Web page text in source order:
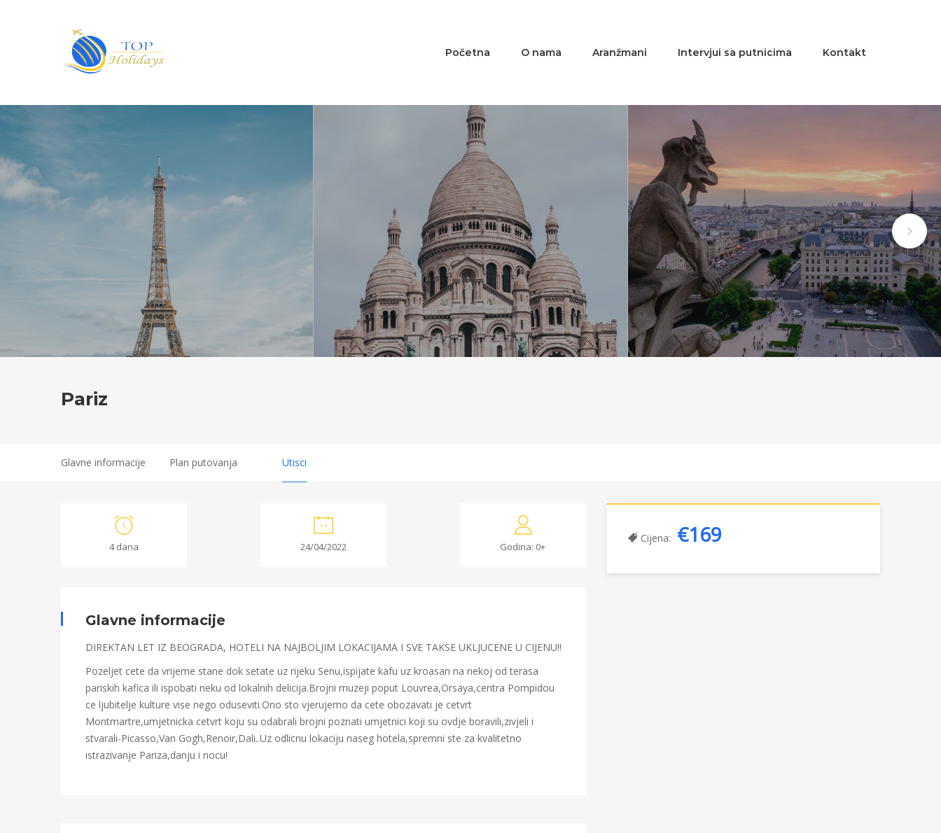
Primary
Menu
Početna O nama Aranžmani Intervjui sa putnicima Kontakt
Pariz
Glavne informacije Plan putovanja Utisci
4 dana 24/04/2022 Godina: 0+
Pariz
03-
03T11:19:00+00:00
Glavne informacije
DIREKTAN LET IZ BEOGRADA, HOTELI NA NAJBOLJIM LOKACIJAMA I SVE TAKSE UKLJUCENE U CIJENU!!
Pozeljet cete da vrijeme stane dok setate uz rijeku Senu,ispijate kafu uz kroasan na nekoj od terasa
pariskih kafica ili ispobati neku od lokalnih delicija.Brojni muzeji poput Louvrea,Orsaya,centra Pompidou
ce ljubitelje kulture vise nego oduseviti.Ono sto vjerujemo da cete obozavati je cetvrt
Montmartre,umjetnicka cetvrt koju su odabrali brojni poznati umjetnici koji su ovdje boravili,zivjeli i
stvarali-Picasso,Van Gogh,Renoir,Dali..Uz odlicnu lokaciju naseg hotela,spremni ste za kvalitetno
istrazivanje Pariza,danju i nocu!
Cijena: €169